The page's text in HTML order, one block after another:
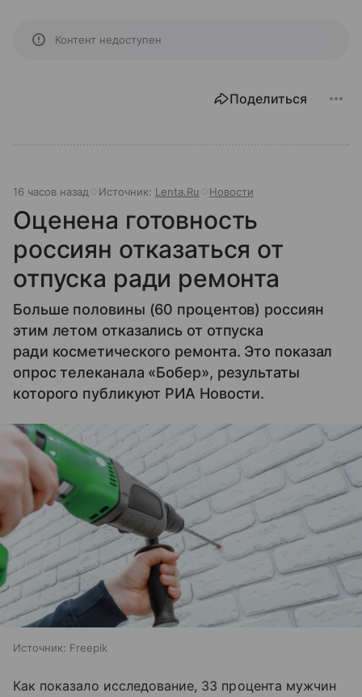
Контент недоступен
Поделиться
16 часов назад Источник: Lenta.Ru Новости
Оценена готовность
россиян отказаться от
отпуска ради ремонта
Больше половины (60 процентов) россиян
этим летом отказались от отпуска
ради косметического ремонта. Это показал
опрос телеканала «Бобер», результаты
которого публикуют РИА Новости.
Источник: Freepik
Как показало исследование, 33 процента мужчин